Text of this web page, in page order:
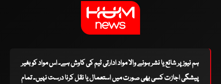
ہم نیوز پر شائع یا نشر ہونے والا مواد ادارتی ٹیم کی کاوش ہے۔ اس مواد کو بغیر
پیشگی اجازت کسی بھی صورت میں استعمال یا نقل کرنا درست نہیں۔ تمام